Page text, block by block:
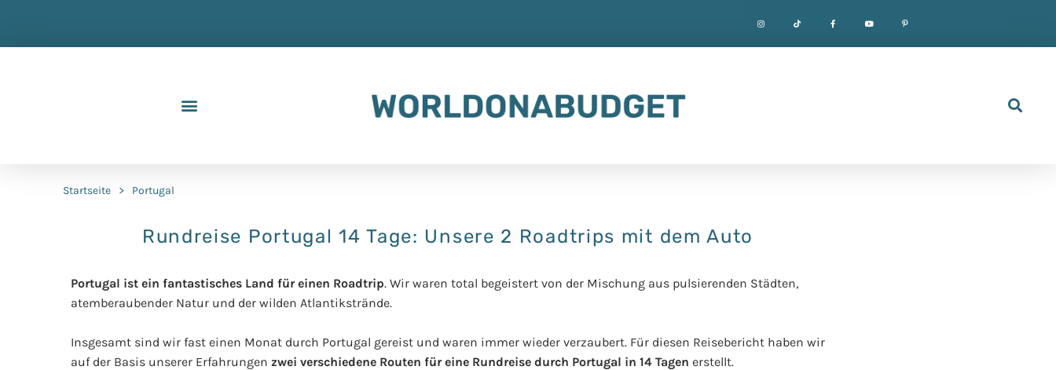
Startseite > Portugal
Rundreise Portugal 14 Tage: Unsere 2 Roadtrips mit dem Auto
Portugal ist ein fantastisches Land für einen Roadtrip. Wir waren total begeistert von der Mischung aus pulsierenden Städten,
atemberaubender Natur und der wilden Atlantikstrände.
Insgesamt sind wir fast einen Monat durch Portugal gereist und waren immer wieder verzaubert. Für diesen Reisebericht haben wir
auf der Basis unserer Erfahrungen zwei verschiedene Routen für eine Rundreise durch Portugal in 14 Tagen erstellt.